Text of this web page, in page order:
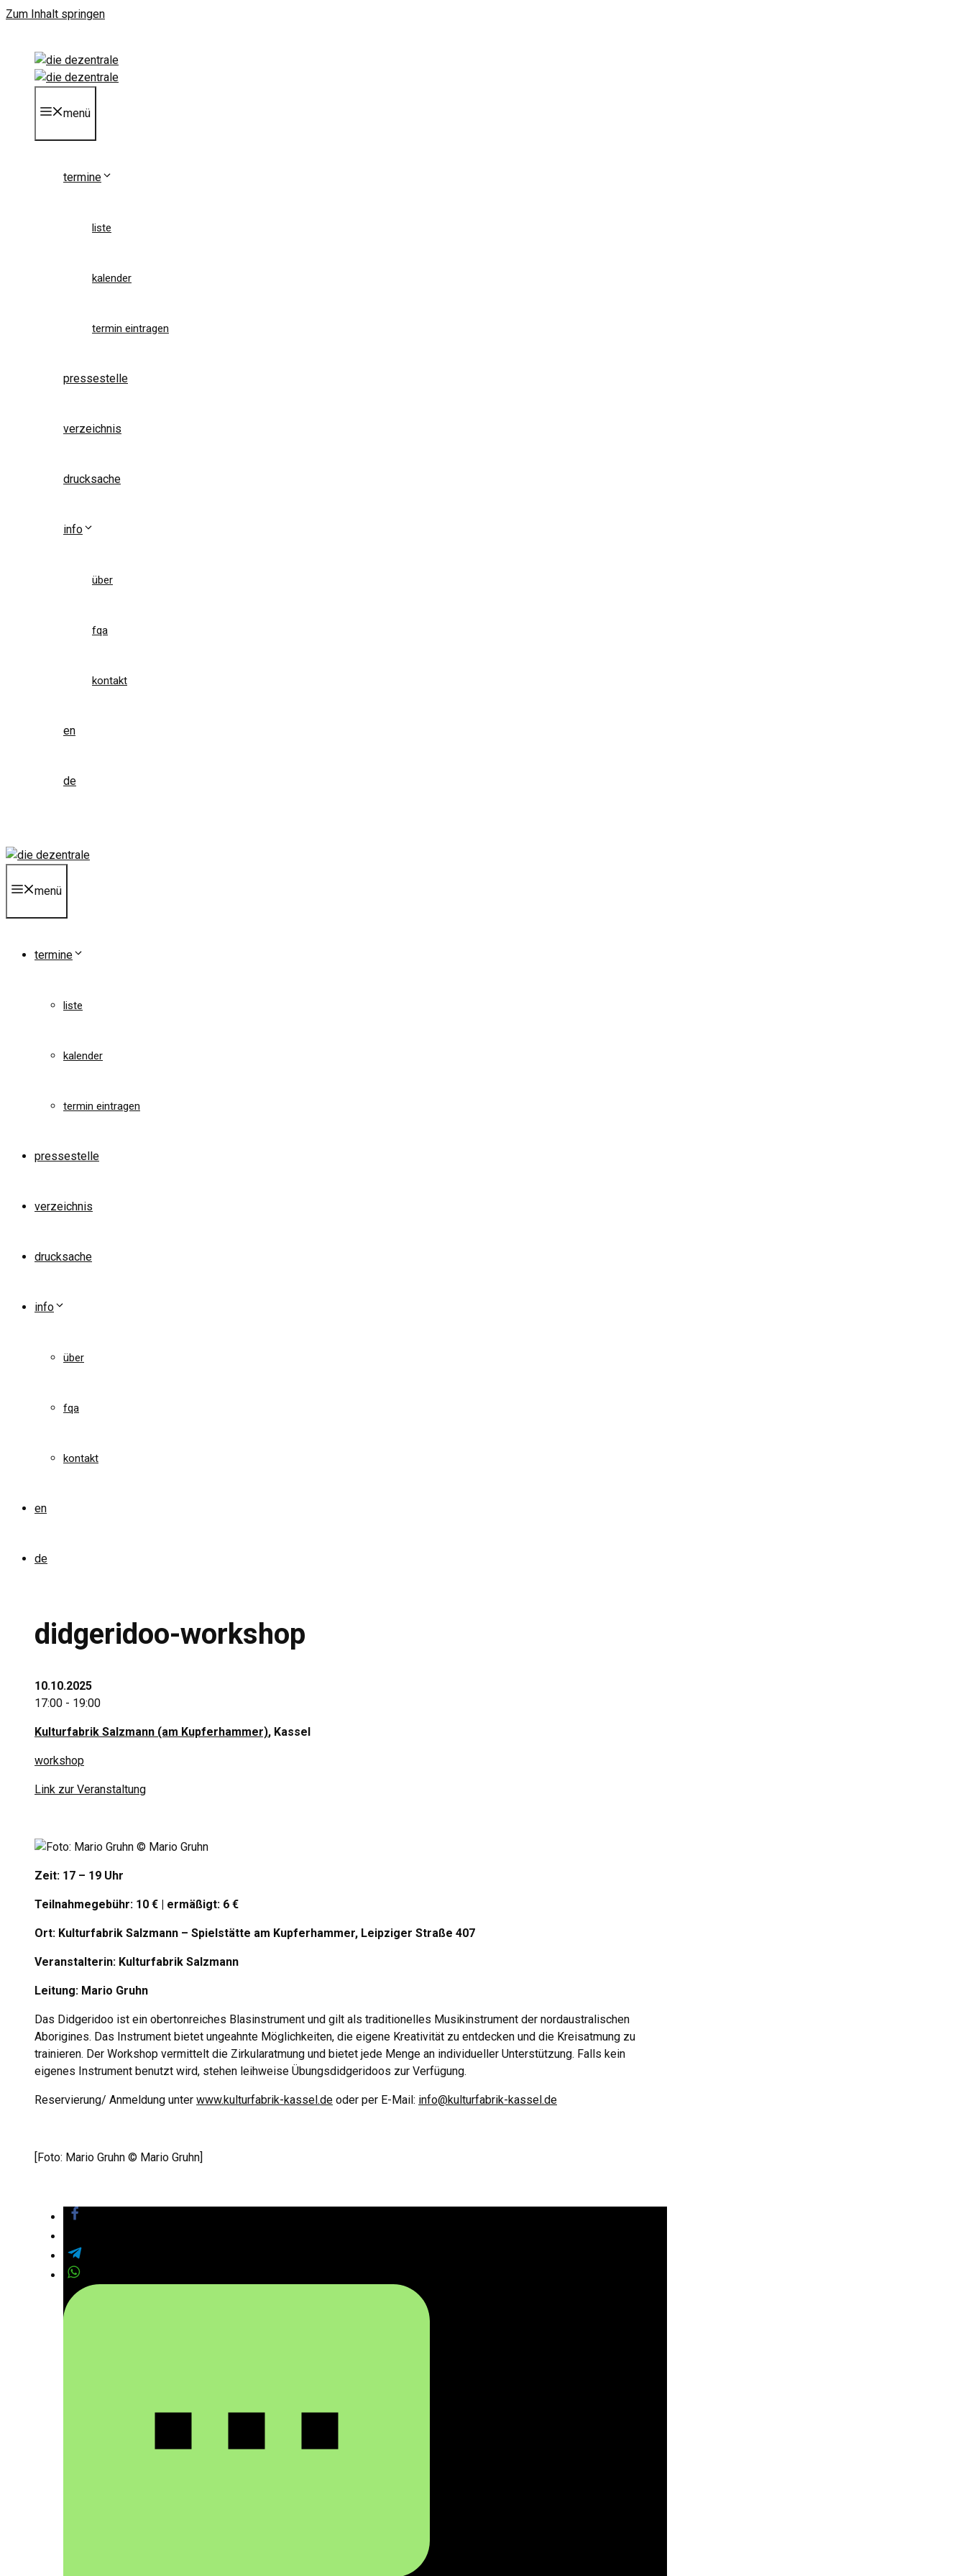
Zum Inhalt springen
menü
termine
liste
kalender
termin eintragen
pressestelle
verzeichnis
drucksache
info
über
fqa
kontakt
en
de
menü
termine
liste
kalender
termin eintragen
pressestelle
verzeichnis
drucksache
info
über
fqa
kontakt
en
de
didgeridoo-workshop
10.10.2025
17:00 - 19:00
Kulturfabrik Salzmann (am Kupferhammer), Kassel
workshop
Link zur Veranstaltung
Zeit: 17 – 19 Uhr
Teilnahmegebühr: 10 € | ermäßigt: 6 €
Ort: Kulturfabrik Salzmann – Spielstätte am Kupferhammer, Leipziger Straße 407
Veranstalterin: Kulturfabrik Salzmann
Leitung: Mario Gruhn
Das Didgeridoo ist ein obertonreiches Blasinstrument und gilt als traditionelles Musikinstrument der nordaustralischen
Aborigines. Das Instrument bietet ungeahnte Möglichkeiten, die eigene Kreativität zu entdecken und die Kreisatmung zu
trainieren. Der Workshop vermittelt die Zirkularatmung und bietet jede Menge an individueller Unterstützung. Falls kein
eigenes Instrument benutzt wird, stehen leihweise Übungsdidgeridoos zur Verfügung.
Reservierung/ Anmeldung unter www.kulturfabrik-kassel.de oder per E-Mail: info@kulturfabrik-kassel.de
[Foto: Mario Gruhn © Mario Gruhn]